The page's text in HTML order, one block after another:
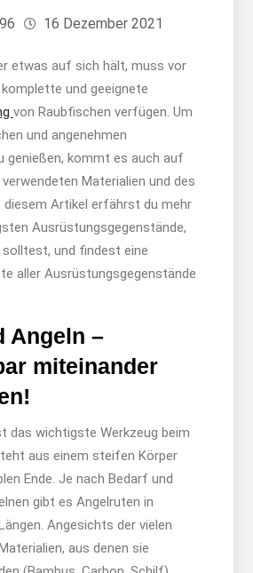
16 Dezember 2021
etwas auf sich hält, muss vor
und geeignete
von Raubfischen verfügen. Um
und angenehmen
genießen, kommt es auch auf
Materialien und des
diesem Artikel erfährst du mehr
Ausrüstungsgegenstände,
und findest eine
aller Ausrüstungsgegenstände
Angeln –
miteinander
das wichtigste Werkzeug beim
aus einem steifen Körper
Ende. Je nach Bedarf und
gibt es Angelruten in
Angesichts der vielen
aus denen sie